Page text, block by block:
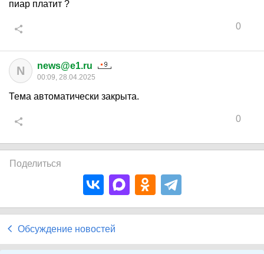
пиар платит ?
0
N news@e1.ru
00:09, 28.04.2025
Тема автоматически закрыта.
0
Поделиться
Обсуждение новостей